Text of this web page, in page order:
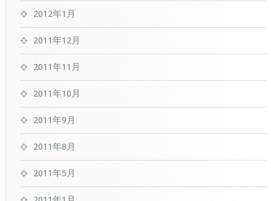
2012年1月
2011年12月
2011年11月
2011年10月
2011年9月
2011年8月
2011年5月